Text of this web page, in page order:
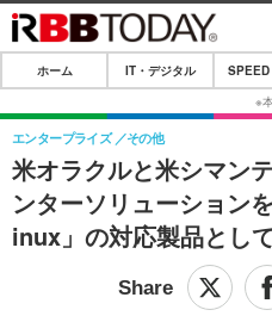
ホーム
IT・デジタル
IT・デジタルTOP
ネタ
SPEED TEST
エンタメ
エンタメTOP
ホーム IT・デジタル
米オラクルと米シマン
ンターソリューション
inux」の対応製品とし
エンタープライズ その他